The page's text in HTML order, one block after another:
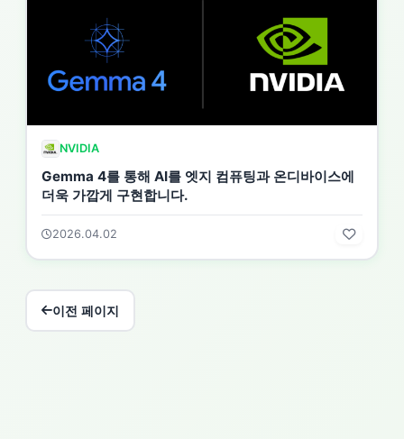
NVIDIA
Gemma 4를 통해 AI를 엣지 컴퓨팅과 온디바이스에
더욱 가깝게 구현합니다.
2026.04.02
이전 페이지